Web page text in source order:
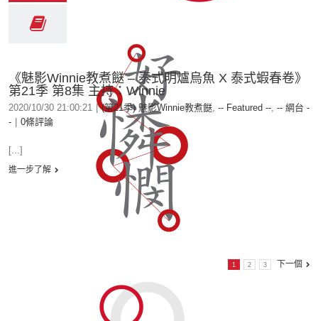
《魅影Winnie教煮餸 – 泰式明爐烏魚 X 泰式蝦春卷》
第21季 第8集 主持：Winnie
2020/10/30 21:00:21 | (第21季) 魅影Winnie教煮餸, -- Featured --, -- 網台 -
-
0條評論
[...]
進一步了解
1 2 3 下一個